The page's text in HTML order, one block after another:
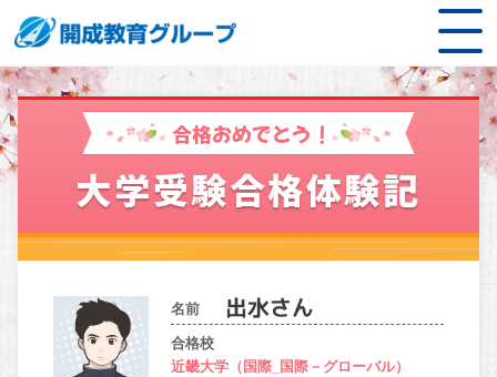
合格おめでとう！
大学受験合格体験記
名前
合格校
近畿大学（国際_国際－グローバル）